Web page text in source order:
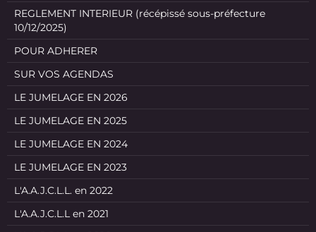
REGLEMENT INTERIEUR (récépissé sous-préfecture
10/12/2025)
POUR ADHERER
SUR VOS AGENDAS
LE JUMELAGE EN 2026
LE JUMELAGE EN 2025
LE JUMELAGE EN 2024
LE JUMELAGE EN 2023
L'A.A.J.C.L.L. en 2022
L'A.A.J.C.L.L en 2021